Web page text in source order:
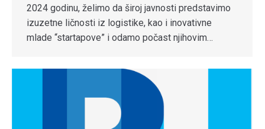
2024 godinu, želimo da široj javnosti predstavimo
izuzetne ličnosti iz logistike, kao i inovativne
mlade “startapove” i odamo počast njihovim…